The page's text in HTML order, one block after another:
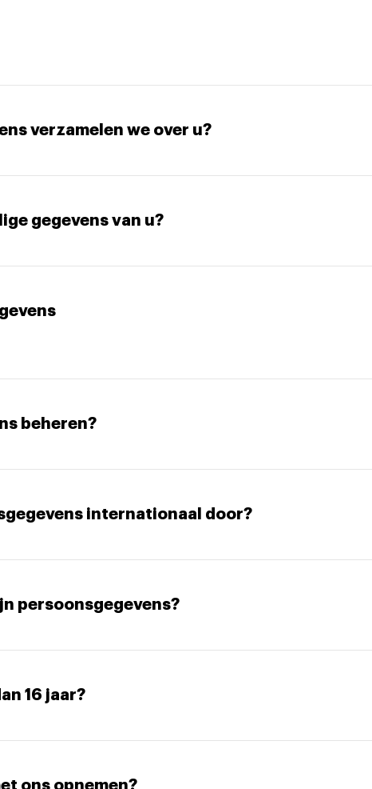
verzamelen we over u?
gegevens van u?
beheren?
internationaal door?
persoonsgegevens?
16 jaar?
ons opnemen?